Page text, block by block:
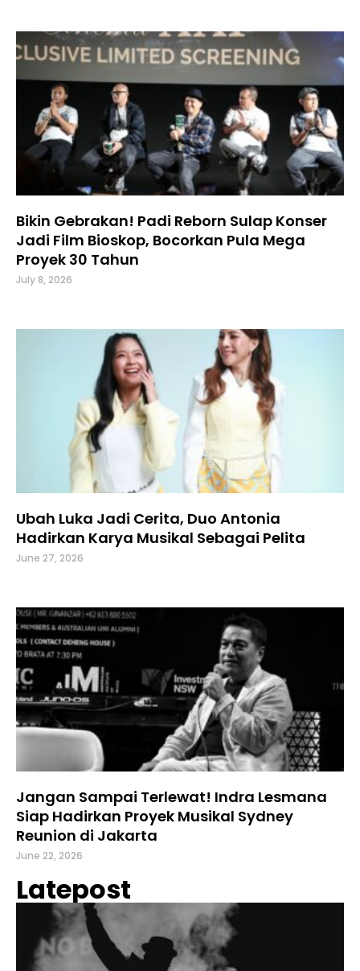
Bikin Gebrakan! Padi Reborn Sulap Konser
Jadi Film Bioskop, Bocorkan Pula Mega
Proyek 30 Tahun
July 8, 2026
Ubah Luka Jadi Cerita, Duo Antonia
Hadirkan Karya Musikal Sebagai Pelita
June 27, 2026
Jangan Sampai Terlewat! Indra Lesmana
Siap Hadirkan Proyek Musikal Sydney
Reunion di Jakarta
June 22, 2026
Latepost